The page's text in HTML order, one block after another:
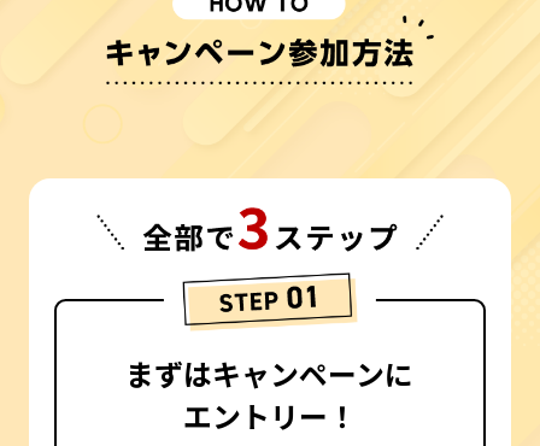
まずはキャンペーンに
エントリー！